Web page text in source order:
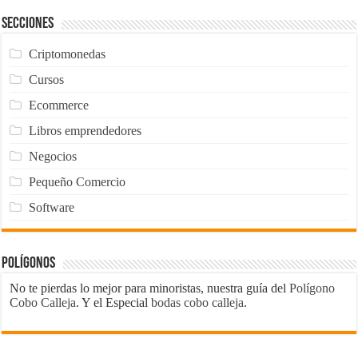
Secciones
Criptomonedas
Cursos
Ecommerce
Libros emprendedores
Negocios
Pequeño Comercio
Software
Polígonos
No te pierdas lo mejor para minoristas, nuestra guía delPolígono
Cobo Calleja. Y el Especialbodas cobo calleja.